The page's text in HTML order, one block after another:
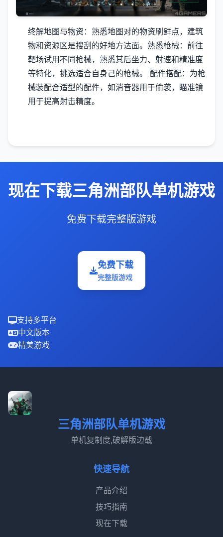
终解地图与物资 ：熟悉地图对的物资刷鲜点，建筑
物和资源区是搜刮的好地方达面。 熟悉枪械：前往
靶场试用不同枪械，熟悉其后坐力、射速和精准度
等特化，挑选适合自身己的枪械。
配件搭配：为枪
械装配合适型的配件，如消音器用于偷袭，瞄准镜
用于提高射击精度。
现在下载三角洲部队单机游戏
免费下载完整版游戏
免费下载
完整版游戏
支持多平台
中文版本
精美游戏
三角洲部队单机游戏
单机复制度,破解版边载
快速导航
产品介绍
技巧指南
现在下载